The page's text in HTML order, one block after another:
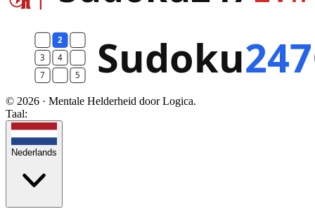
© 2026 · Mentale Helderheid door Logica.
Taal:
Nederlands